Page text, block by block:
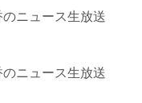
のニュース生放送
のニュース生放送